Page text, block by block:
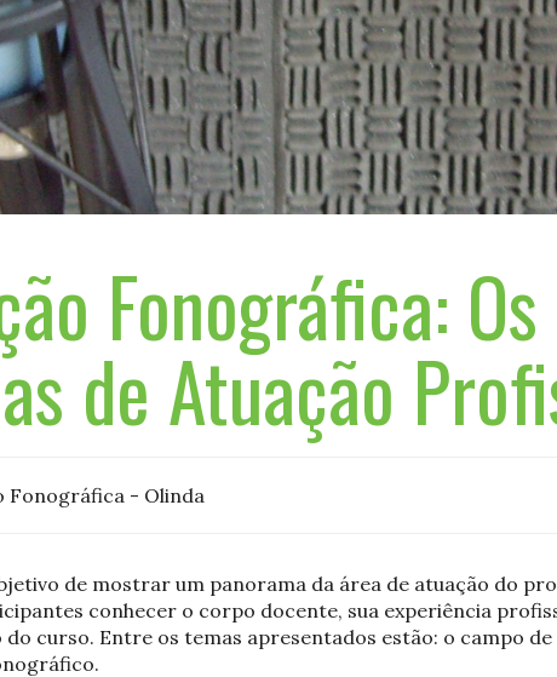
Fonográfica:
de Atuação
Fonográfica - Olinda
de mostrar um panorama da área de atuação do
conhecer o corpo docente, sua experiência
curso. Entre os temas apresentados estão: o campo